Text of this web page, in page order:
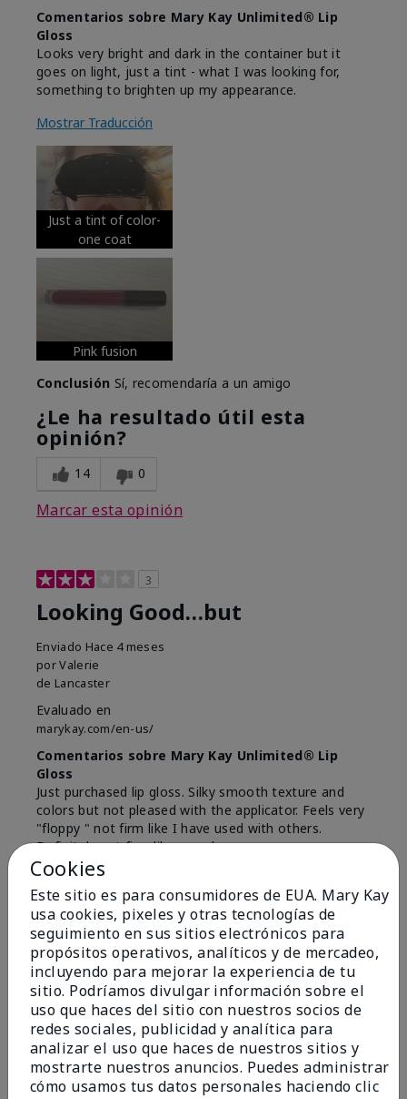
Comentarios sobre Mary Kay Unlimited® Lip
Gloss
Looks very bright and dark in the container but it
goes on light, just a tint - what I was looking for,
something to brighten up my appearance.
Mostrar Traducción
Just a tint of color-
one coat
Pink fusion
Conclusión Sí, recomendaría a un amigo
¿Le ha resultado útil esta
opinión?
14 0
Marcar esta opinión
3
Looking Good…but
Enviado Hace 4 meses
porValerie
de Lancaster
Evaluado en
marykay.com/en-us/
Comentarios sobre Mary Kay Unlimited® Lip
Gloss
Just purchased lip gloss. Silky smooth texture and
colors but not pleased with the applicator. Feels very
"floppy " not firm like I have used with others.
Definitely not firm like samples were.
Mostrar Traducción
ConclusiónSí, recomendaría a un amigo
¿Le ha resultado útil esta
opinión?
8 1
Marcar esta opinión
Cookies
Este sitio es para consumidores de EUA. Mary Kay
usa cookies, pixeles y otras tecnologías de
seguimiento en sus sitios electrónicos para
propósitos operativos, analíticos y de mercadeo,
incluyendo para mejorar la experiencia de tu
sitio. Podríamos divulgar información sobre el
uso que haces del sitio con nuestros socios de
redes sociales, publicidad y analítica para
analizar el uso que haces de nuestros sitios y
mostrarte nuestros anuncios. Puedes administrar
cómo usamos tus datos personales haciendo clic